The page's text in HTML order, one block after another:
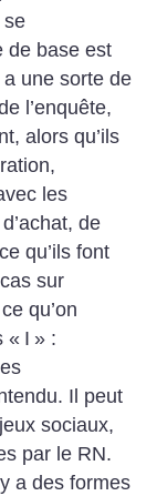
se
de base est
une sorte de
l’enquête,
alors qu’ils
les
de
qu’ils font
sur
qu’on
« I » :
Il peut
sociaux,
par le RN.
a des formes